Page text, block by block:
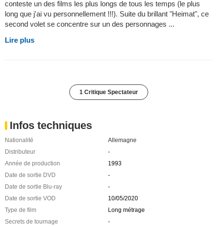
conteste un des films les plus longs de tous les temps (le plus
long que j'ai vu personnellement !!!). Suite du brillant "Heimat", ce
second volet se concentre sur un des personnages ...
Lire plus
1 Critique Spectateur
Infos techniques
Nationalité
Allemagne
Distributeur
-
Année de production
1993
Date de sortie DVD
-
Date de sortie Blu-ray
-
Date de sortie VOD
10/05/2020
Type de film
Long métrage
Secrets de tournage
-